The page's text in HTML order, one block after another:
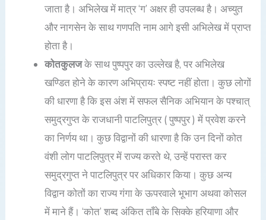
जाता है। अभिलेख में मात्र ‘ग’ अक्षर ही उपलब्ध है। अच्युत
और नागसेन के साथ गणपति नाम आगे इसी अभिलेख में प्राप्त
होता है।
कोतकुलजके साथ पुष्पपुर का उल्लेख है, पर अभिलेख
खण्डित होने के कारण अभिप्रायः स्पष्ट नहीं होता। कुछ लोगों
की धारणा है कि इस अंश में सफल सैनिक अभियान के पश्चात्
समुद्रगुप्त के राजधानी पाटलिपुत्र ( पुष्पपुर ) में प्रवेश करने
का निर्णय था। कुछ विद्वानों की धारणा है कि उन दिनों कोत
वंशी लोग पाटलिपुत्र में राज्य करते थे, उन्हें परास्त कर
समुद्रगुप्त ने पाटलिपुत्र पर अधिकार किया। कुछ अन्य
विद्वान कोतों का राज्य गंगा के ऊपरवाले भूभाग अथवा कोसल
में माने हैं। ‘कोत’ शब्द अंकित ताँबे के सिक्के हरियाणा और